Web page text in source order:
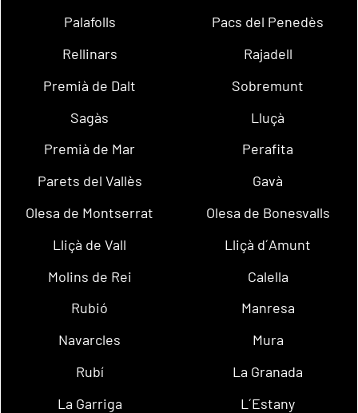
Palafolls
Pacs del Penedès
Rellinars
Rajadell
Premià de Dalt
Sobremunt
Sagàs
Lluçà
Premià de Mar
Perafita
Parets del Vallès
Gavà
Olesa de Montserrat
Olesa de Bonesvalls
Lliçà de Vall
Lliçà d´Amunt
Molins de Rei
Calella
Rubió
Manresa
Navarcles
Mura
Rubí
La Granada
La Garriga
L´Estany